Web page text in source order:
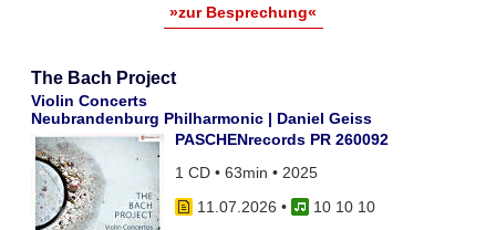
»zur Besprechung«
The Bach Project
Violin Concerts
Neubrandenburg Philharmonic | Daniel Geiss
PASCHENrecords PR 260092
1 CD • 63min • 2025
11.07.2026 •
10 10 10